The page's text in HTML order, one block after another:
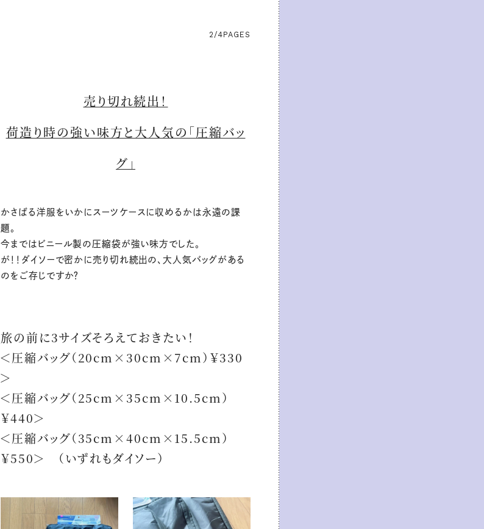
2/4PAGES
売り切れ続出！
荷造り時の強い味方と大人気の「圧縮バッ
グ」
かさばる洋服をいかにスーツケースに収めるかは永遠の課
題。
今まではビニール製の圧縮袋が強い味方でした。
が！！ダイソーで密かに売り切れ続出の、大人気バッグがある
のをご存じですか？
旅の前に3サイズそろえておきたい！
＜圧縮バッグ（20cm×30cm×7cm）￥330
＞
＜圧縮バッグ（25cm×35cm×10.5cm）
￥440＞
＜圧縮バッグ（35cm×40cm×15.5cm）
￥550＞ （いずれもダイソー）